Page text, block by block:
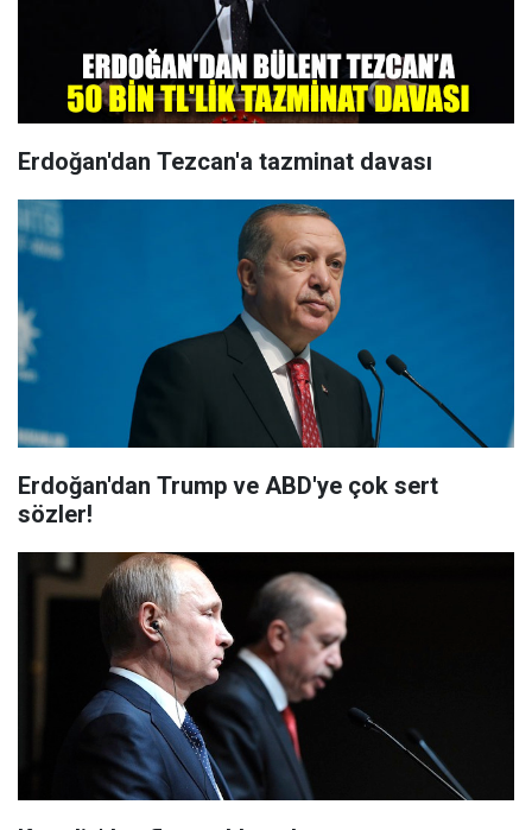
Erdoğan'dan Tezcan'a tazminat davası
Erdoğan'dan Trump ve ABD'ye çok sert
sözler!